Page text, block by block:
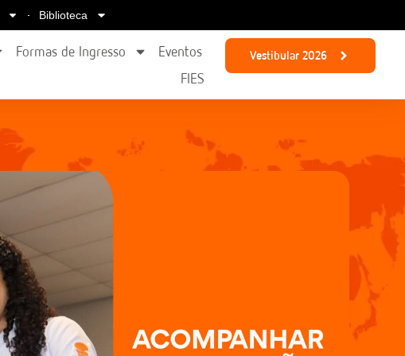
Biblioteca
Formas de Ingresso
Eventos
FIES
Vestibular 2026